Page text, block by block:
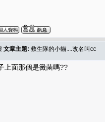
文章主題: 救生隊的小貓....改名叫cc
上面那個是黴菌嗎??